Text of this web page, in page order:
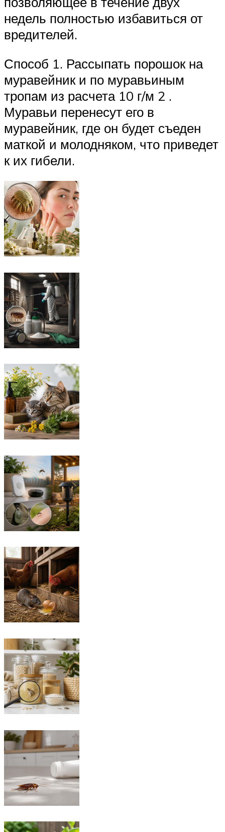
недель полностью избавиться от
вредителей.
Способ 1. Рассыпать порошок на
муравейник и по муравьиным
тропам из расчета 10 г/м 2 .
Муравьи перенесут его в
муравейник, где он будет съеден
маткой и молодняком, что приведет
к их гибели.